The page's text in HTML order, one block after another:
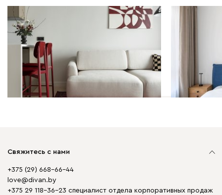
Дизайн-проекты | 04.08.2026
38 кв.м: современная
классика с бордовыми
акцентами
49 кв.м:
акцентами
Свяжитесь с нами
+375 (29) 668-66-44
love@divan.by
+375 29 118-36-23 специалист отдела корпоративных продаж